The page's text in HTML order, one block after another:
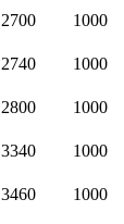
2700 1000
2740 1000
2800 1000
3340 1000
3460 1000